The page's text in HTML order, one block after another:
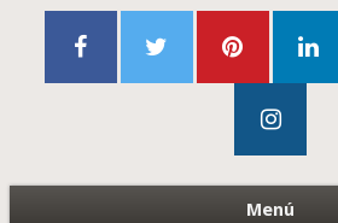
Menú